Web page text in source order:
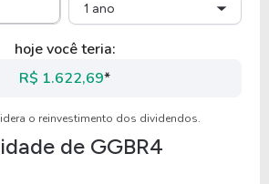
1 ano
hoje você teria:
R$ 1.622,69*
o reinvestimento dos dividendos.
de GGBR4